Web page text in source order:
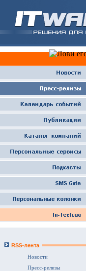
RSS-лента
Новости
Пресс-релизы